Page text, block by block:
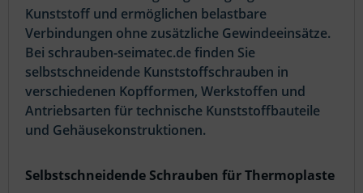
Kunststoff und ermöglichen belastbare
Verbindungen ohne zusätzliche Gewindeeinsätze.
Bei schrauben-seimatec.de finden Sie
selbstschneidende Kunststoffschrauben in
verschiedenen Kopfformen, Werkstoffen und
Antriebsarten für technische Kunststoffbauteile
und Gehäusekonstruktionen.
Selbstschneidende Schrauben für Thermoplaste